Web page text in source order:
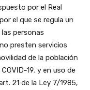
por el Real
el que se regula un
personas
presten servicios
de la población
19, y en uso de
21 de la Ley 7/1985,